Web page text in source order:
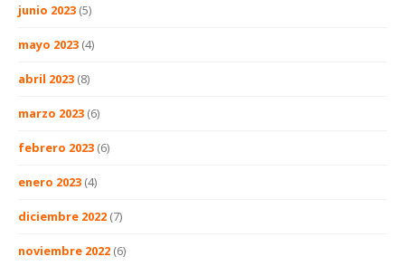
junio 2023 (5)
mayo 2023 (4)
abril 2023 (8)
marzo 2023 (6)
febrero 2023 (6)
enero 2023 (4)
diciembre 2022 (7)
noviembre 2022 (6)